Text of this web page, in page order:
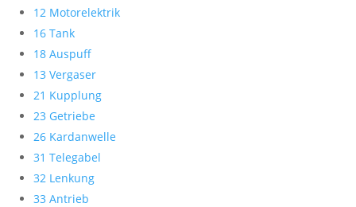
12 Motorelektrik
16 Tank
18 Auspuff
13 Vergaser
21 Kupplung
23 Getriebe
26 Kardanwelle
31 Telegabel
32 Lenkung
33 Antrieb